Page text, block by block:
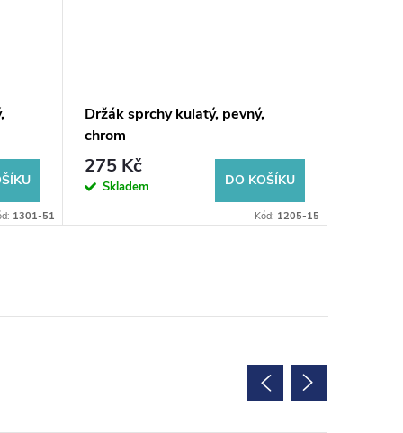
1301-51
Držák sprchy kulatý, pevný,
chrom
275 Kč
Skladem DO KOŠÍKU
Kód: 1205-15